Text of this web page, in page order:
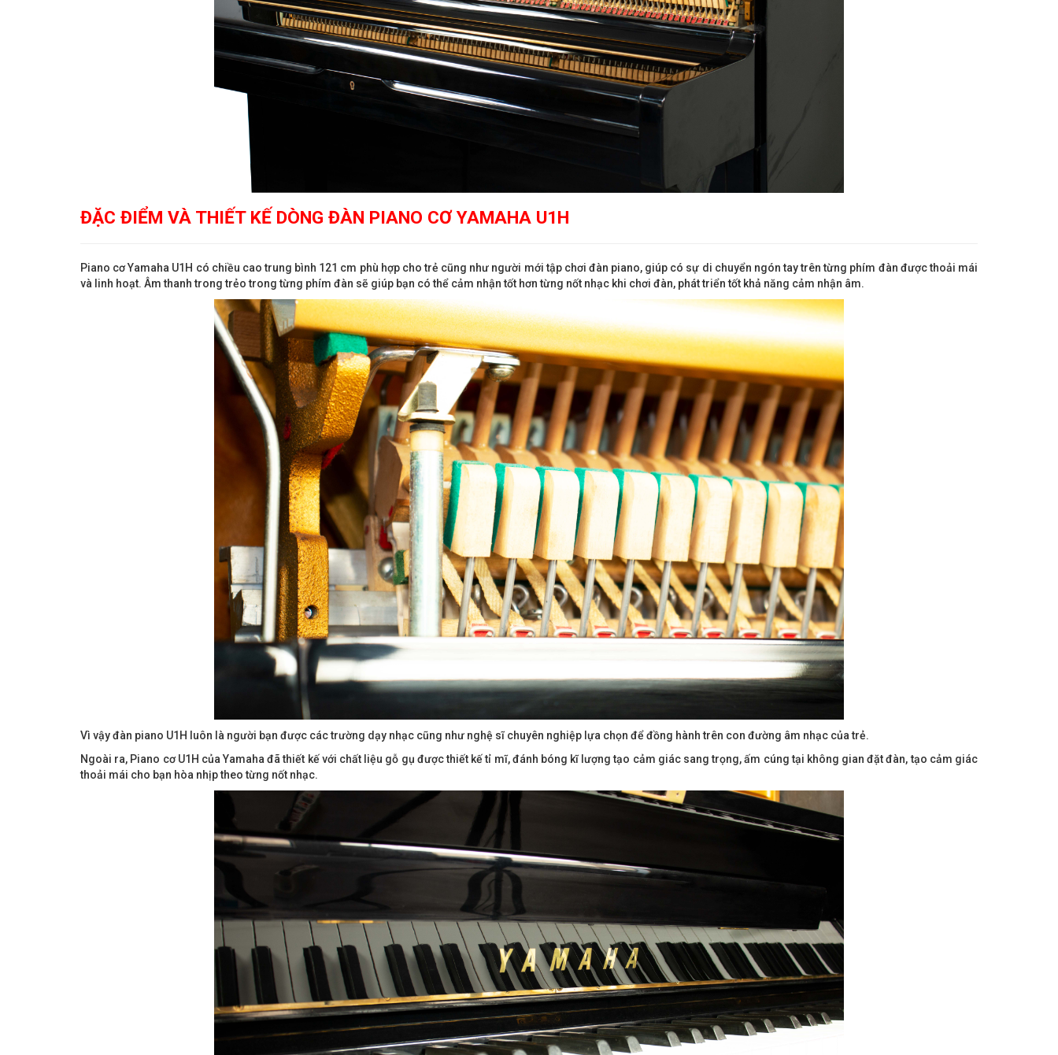
ĐẶC ĐIỂM VÀ THIẾT KẾ DÒNG ĐÀN PIANO CƠ YAMAHA U1H
Piano cơ Yamaha U1H có chiều cao trung bình 121 cm phù hợp cho trẻ cũng như người mới tập chơi đàn piano, giúp có sự di chuyển ngón tay trên từng phím đàn được thoải mái
và linh hoạt. Âm thanh trong trẻo trong từng phím đàn sẽ giúp bạn có thể cảm nhận tốt hơn từng nốt nhạc khi chơi đàn, phát triển tốt khả năng cảm nhận âm.
Vì vậy đàn piano U1H luôn là người bạn được các trường dạy nhạc cũng như nghệ sĩ chuyên nghiệp lựa chọn để đồng hành trên con đường âm nhạc của trẻ.
Ngoài ra, Piano cơ U1H của Yamaha đã thiết kế với chất liệu gỗ gụ được thiết kế tỉ mĩ, đánh bóng kĩ lượng tạo cảm giác sang trọng, ấm cúng tại không gian đặt đàn, tạo cảm giác
thoải mái cho bạn hòa nhịp theo từng nốt nhạc.